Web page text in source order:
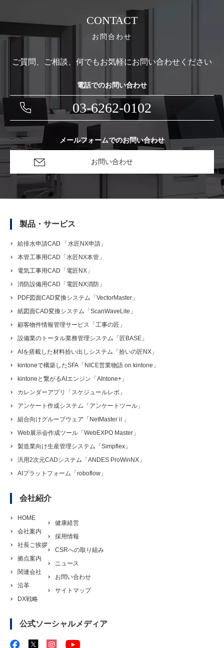
CONTACT
お問合わせ
ご質問、ご相談、何でもお気軽にお問い合わせください
電話でのお問い合わせ
03-6262-0102
メールフォームでのお問い合わせ
お問い合わせ
製品・サービス
給排水申請CAD 「水匠NX申請」
本管工事用CAD「水匠NX本管」
電気工事用CAD「電匠NX」
消防設備用CAD「電匠NX消防」
PDF図面CAD変換システム「VectorMaster」
紙図面CAD変換システム「ScanWaveLite」
顧客物件情報管理サービス「工事の匠」
設備業のトータル業務管理システム「匠BASE」
AIを搭載した材料拾い出しシステム「拾いの匠NX」
kintoneで構築したSFA「NICE営業物語 on kintone」
kintoneと繋がるAIエンジン「AIntone+」
カレンダーアプリ「スケジュールレポ」
アンケート作成システム「アンケートツール」
組合向けグループウェア「NetMasterⅡ」
Web展示会作成ツール「WebEXPO Master」
製造業向け生産管理システム「Simpflex」
汎用2次元CADシステム「ANDES ProWinNX」
AIプラットフォーム「roboflow」
会社紹介
HOME
会社案内
社長ご挨拶
拠点案内
関連会社
沿革
DX戦略
健康経営
採用情報
CSRへの取り組み
ニュース
お問い合わせ
サイトマップ
公式ソーシャルメディア